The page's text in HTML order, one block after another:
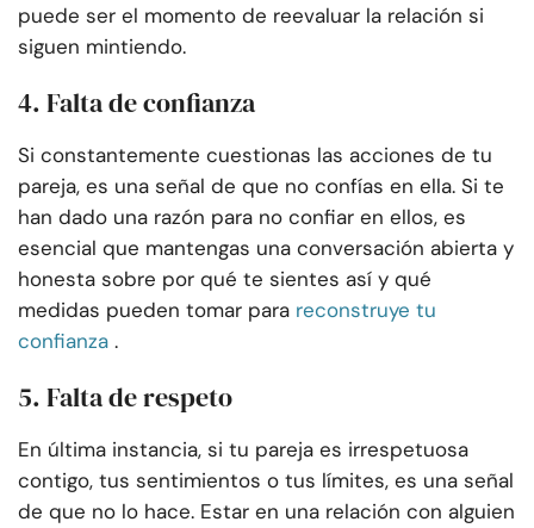
puede ser el momento de reevaluar la relación si
siguen mintiendo.
4. Falta de confianza
Si constantemente cuestionas las acciones de tu
pareja, es una señal de que no confías en ella. Si te
han dado una razón para no confiar en ellos, es
esencial que mantengas una conversación abierta y
honesta sobre por qué te sientes así y qué
medidas pueden tomar para reconstruye tu
confianza .
5. Falta de respeto
En última instancia, si tu pareja es irrespetuosa
contigo, tus sentimientos o tus límites, es una señal
de que no lo hace. Estar en una relación con alguien